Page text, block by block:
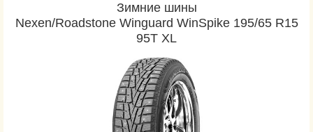
Зимние шины
Nexen/Roadstone Winguard WinSpike 195/65 R15
95T XL